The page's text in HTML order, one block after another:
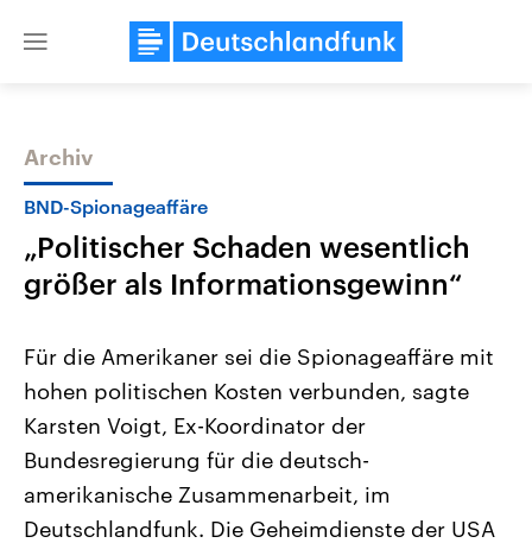
Close
Themen
Landtagswahl Sachsen-Anhalt
2026
Alle Informationen
Sachsen-Anhalt wählt am 6.
September 2026 einen neuen
Landtag. Seit 2021 wird das
Bundesland von einer Koalition aus
USA
Aktuelle Beiträge,
Hintergründe
Wirtschaftlich und
gehören die Vereinigten
den mächtigsten Ländern
mit großem Einfluss auf
Archiv
BND-Spionageaffäre
„Politischer Schaden wesentlich
größer als Informationsgewinn“
Für die Amerikaner sei die Spionageaffäre mit
hohen politischen Kosten verbunden, sagte
Karsten Voigt, Ex-Koordinator der
Bundesregierung für die deutsch-
amerikanische Zusammenarbeit, im
Deutschlandfunk. Die Geheimdienste der USA